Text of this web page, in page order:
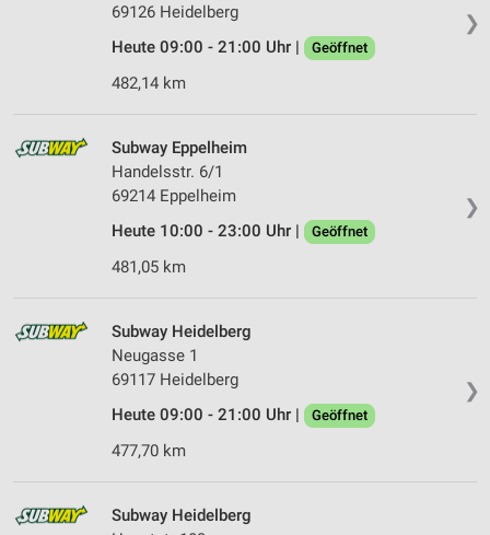
❯
69126 Heidelberg
Heute 09:00 - 21:00 Uhr |
Geöffnet
482,14 km
❯
Subway Eppelheim
Handelsstr. 6/1
69214 Eppelheim
Heute 10:00 - 23:00 Uhr |
Geöffnet
481,05 km
❯
Subway Heidelberg
Neugasse 1
69117 Heidelberg
Heute 09:00 - 21:00 Uhr |
Geöffnet
477,70 km
Subway Heidelberg
Messung der Performance von Inhalten
Analyse von Zielgruppen durch Statistiken oder
Kombinationen von Daten aus verschiedenen
Entwicklung und Verbesserung der Angebote
Verwendung reduzierter Daten zur Auswahl von
IAB-Besonderheiten:
Verwendung genauer Standortdaten
Geräte anhand von aktiv angeforderten
Informationen identifizieren
Nicht-IAB-Verarbeitungszwecke:
Performance